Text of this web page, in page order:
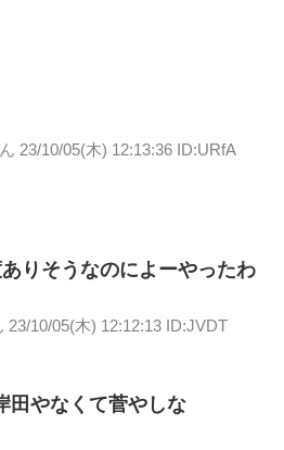
23/10/05(木) 12:13:36 ID:URfA
りそうなのによーやったわ
23/10/05(木) 12:12:13 ID:JVDT
田やなくて菅やしな